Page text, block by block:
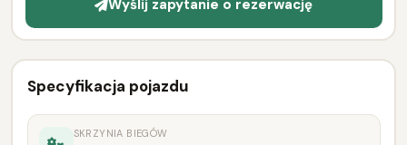
Wyślij zapytanie o rezerwację
Specyfikacja pojazdu
SKRZYNIA BIEGÓW